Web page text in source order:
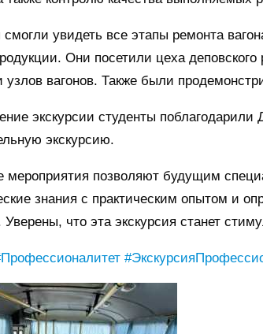
увидеть все этапы ремонта
Они посетили цеха
узлов вагонов. Также были
экскурсии студенты
экскурсию.
мероприятия позволяют будущим
знания с практическим опытом и
Уверены, что эта экскурсия станет